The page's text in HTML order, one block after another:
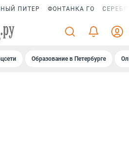
ПИТЕР ФОНТАНКА ГО
Образование в Петербурге